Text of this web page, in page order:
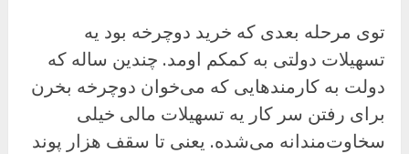
توی مرحله بعدی که خرید دوچرخه بود یه
تسهیلات دولتی به کمکم اومد. چندین ساله که
دولت به کارمندهایی که می‌خوان دوچرخه بخرن
برای رفتن سر کار یه تسهیلات مالی خیلی
سخاوت‌مندانه می‌شده. یعنی تا سقف هزار پوند